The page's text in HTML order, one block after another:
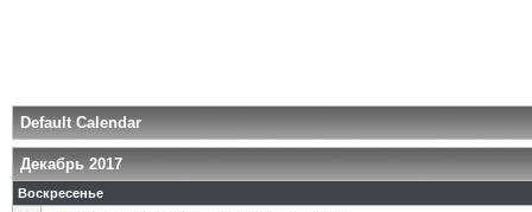
Default Calendar
Декабрь 2017
Воскресенье